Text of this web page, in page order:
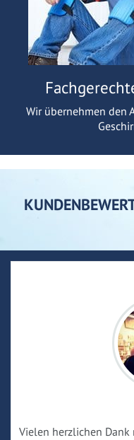
Wir übernehmen den
Vielen herzlichen